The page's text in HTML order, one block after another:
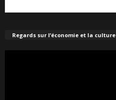
Regards sur l’économie et la culture